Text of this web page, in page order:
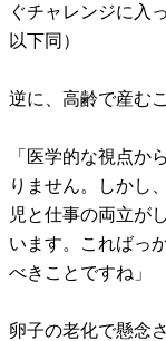
ぐチャレンジに入
以下同）
逆に、高齢で産む
「医学的な視点か
りません。しかし
児と仕事の両立が
います。こればっ
べきことですね」
卵子の老化で懸念